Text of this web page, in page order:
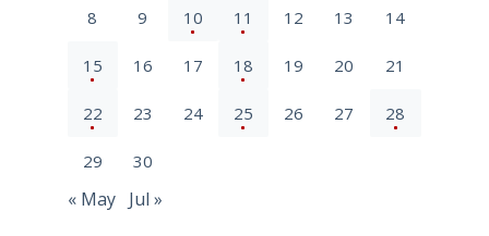
8 9 10 11 12 13 14
15 16 17 18 19 20 21
22 23 24 25 26 27 28
29 30
« May Jul »